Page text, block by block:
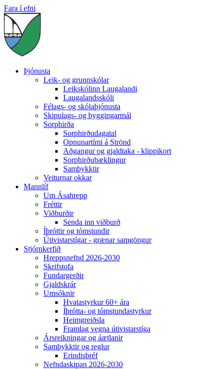
Fara í efni
Þjónusta
Leik- og grunnskólar
Leikskólinn Laugalandi
Laugalandsskóli
Félags- og skólaþjónusta
Skipulags- og byggingarmál
Sorphirða
Sorphirðudagatal
Opnunartími á Strönd
Aðgangur og gjaldtaka - klippikort
Sorphirðubæklingur
Samþykktir
Veiturnar okkar
Mannlíf
Um Ásahrepp
Fréttir
Viðburðir
Senda inn viðburð
Íþróttir og tómstundir
Útivistarstígar - grænar samgöngur
Stjórnkerfið
Hreppsnefnd 2026-2030
Skrifstofa
Fundargerðir
Gjaldskrár
Umsóknir
Hvatastyrkur 60+ ára
Íþrótta- og tómstundastyrkur
Heimgreiðsla
Framlag vegna útivistarstíga
Ársreikningar og áætlanir
Samþykktir og reglur
Erindisbréf
Nefndaskipan 2026-2030